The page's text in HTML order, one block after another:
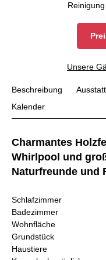
Unsere
Beschreibung
Kalender
Charmantes
Whirlpool und
Naturfreunde und
Schlafzimmer
Badezimmer
Wohnfläche
Grundstück
Haustiere